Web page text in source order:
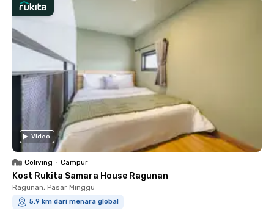
Video
Coliving • Campur
Kost Rukita Samara House Ragunan
Ragunan, Pasar Minggu
5.9 km dari menara global